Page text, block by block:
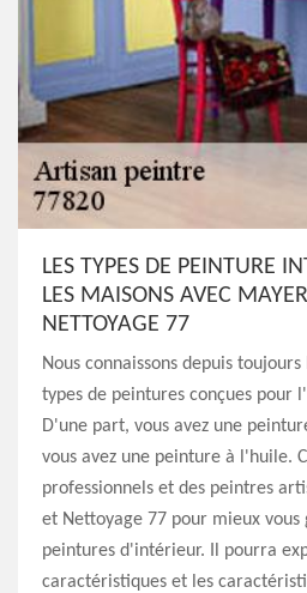
LES TYPES DE PEINTURE
LES MAISONS AVEC
NETTOYAGE 77
Nous connaissons depuis
types de peintures conçues pour
D'une part, vous avez une
vous avez une peinture à l'huile.
professionnels et des peintres
et Nettoyage 77 pour mieux vous
peintures d'intérieur. Il pourra
caractéristiques et les